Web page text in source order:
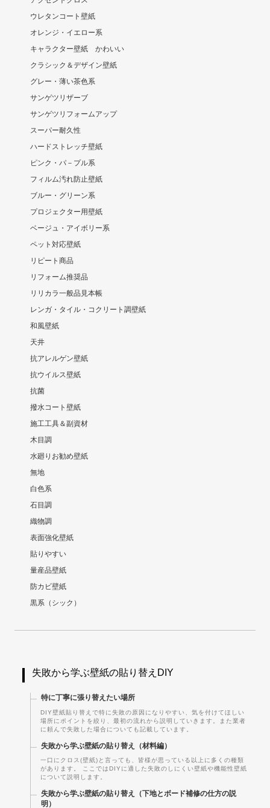
ウレタンコート壁紙
オレンジ・イエロー系
キャラクター壁紙 かわいい
クラシック＆デザイン壁紙
グレー・薄い茶色系
サンゲツリザーブ
サンゲツリフォームアップ
スーパー耐久性
ハードストレッチ壁紙
ピンク・パ－プル系
フィルム汚れ防止壁紙
ブルー・グリーン系
プロジェクター用壁紙
ベージュ・アイボリー系
ペット対応壁紙
リピート商品
リフォーム推奨品
リリカラ一般品見本帳
レンガ・タイル・コクリート調壁紙
和風壁紙
天井
抗アレルゲン壁紙
抗ウイルス壁紙
抗菌
撥水コート壁紙
施工工具＆副資材
木目調
水廻りお勧め壁紙
無地
白色系
石目調
織物調
表面強化壁紙
貼りやすい
量産品壁紙
防カビ壁紙
黒系（シック）
失敗から学ぶ壁紙の貼り替えDIY
特に丁寧に張り替えたい場所
DIY壁紙貼り替えで特に失敗の原因になりやすい、気を付けてほしい
場所にポイントを絞り、最初の流れから説明していきます。また業者
に頼んで失敗した場合についても記載しています。
失敗から学ぶ壁紙の貼り替え（材料編）
一口にクロス(壁紙)と言っても、皆様が思っている以上に多くの種類
があります。 ここではDIYに適した失敗のしにくい壁紙や機能性壁紙
について説明します。
失敗から学ぶ壁紙の貼り替え（下地とボード補修の仕方の説
明）